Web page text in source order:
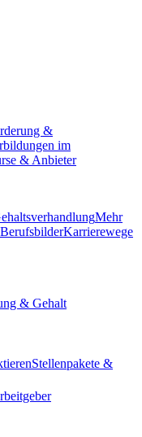
&
im
& Anbieter
Mehr
Karrierewege
& Gehalt
Stellenpakete &